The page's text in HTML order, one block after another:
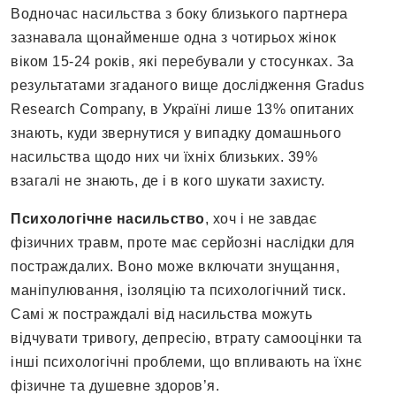
Водночас насильства з боку близького партнера
зазнавала щонайменше одна з чотирьох жінок
віком 15-24 років, які перебували у стосунках. За
результатами згаданого вище дослідження Gradus
Research Company, в Україні лише 13% опитаних
знають, куди звернутися у випадку домашнього
насильства щодо них чи їхніх близьких. 39%
взагалі не знають, де і в кого шукати захисту.
Психологічне насильство, хоч і не завдає
фізичних травм, проте має серйозні наслідки для
постраждалих. Воно може включати знущання,
маніпулювання, ізоляцію та психологічний тиск.
Самі ж постраждалі від насильства можуть
відчувати тривогу, депресію, втрату самооцінки та
інші психологічні проблеми, що впливають на їхнє
фізичне та душевне здоров’я.